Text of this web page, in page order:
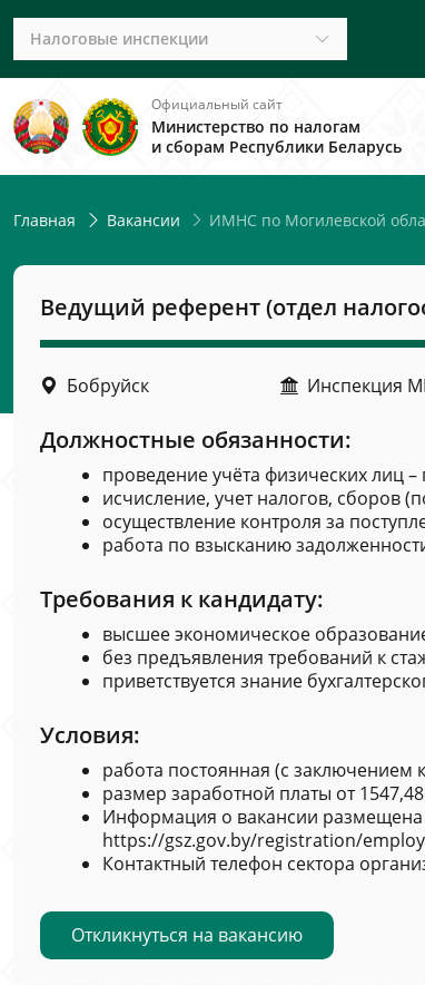
Налоговые инспекции
Официальный сайт
Министерство по налогам
и сборам Республики Беларусь
Главная Вакансии ИМНС по Могилевской
Ведущий референт (отдел
Бобруйск Инспекция
Должностные обязанности:
проведение учёта физических лиц
исчисление, учет налогов, сборов
осуществление контроля за
работа по взысканию
Требования к кандидату:
высшее экономическое
без предъявления требований к
приветствуется знание
Условия:
работа постоянная (с заключением
размер заработной платы от
Информация о вакансии размещена
https://gsz.gov.by/registration/
Контактный телефон сектора
Откликнуться на вакансию